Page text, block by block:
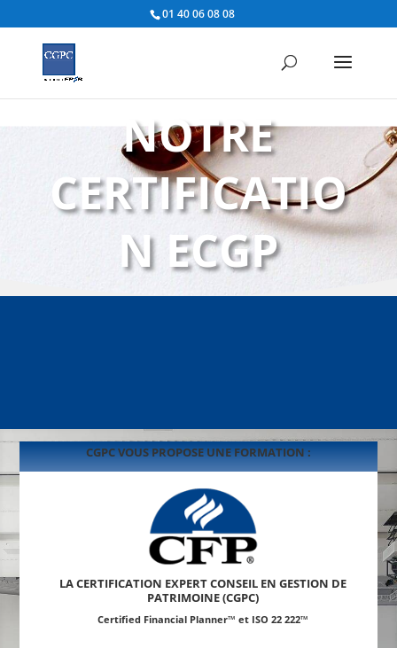
01 40 06 08 08
NOTRE
CERTIFICATIO
N ECGP
CGPC VOUS PROPOSE UNE FORMATION :
LA CERTIFICATION EXPERT CONSEIL EN GESTION DE
PATRIMOINE (CGPC)
Certified Financial Planner™ et ISO 22 222™